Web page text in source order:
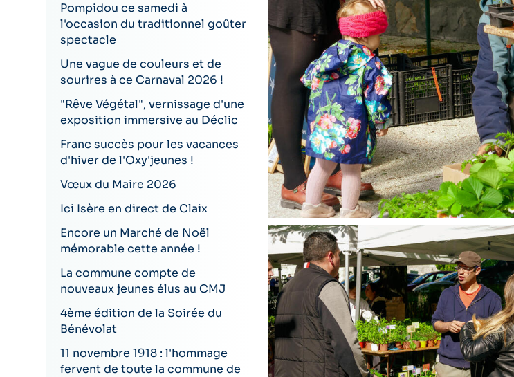
Pompidou ce samedi à
l'occasion du traditionnel goûter
spectacle
Une vague de couleurs et de
sourires à ce Carnaval 2026 !
"Rêve Végétal", vernissage d'une
exposition immersive au Déclic
Franc succès pour les vacances
d'hiver de l'Oxy'jeunes !
Vœux du Maire 2026
Ici Isère en direct de Claix
Encore un Marché de Noël
mémorable cette année !
La commune compte de
nouveaux jeunes élus au CMJ
4ème édition de la Soirée du
Bénévolat
11 novembre 1918 : l'hommage
fervent de toute la commune de